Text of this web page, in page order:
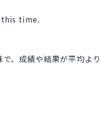
this time.
、成績や結果が平均よ